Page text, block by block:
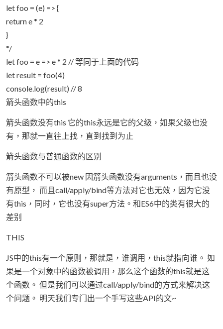
let foo = (e) => {
return e * 2
}
*/
let foo = e => e * 2 // 等同于上面的代码
let result = foo(4)
console.log(result) // 8
箭头函数中的this
箭头函数没有this 它的this永远是它的父级，如果父级也没
有，那就一直往上找，直到找到为止
箭头函数与普通函数的区别
箭头函数不可以被new 因箭头函数没有arguments，而且也没
有原型， 而且call/apply/bind等方法对它也无效，因为它没
有this，同时，它也没有super方法。和ES6中的类有很大的
差别
THIS
JS中的this有一个原则，那就是，谁调用，this就指向谁。 如
果是一个对象中的函数被调用，那么这个函数的this就是这
个函数。 但是我们可以通过call/apply/bind的方式来解决这
个问题。 明天我们专门出一个手写这些API的文~